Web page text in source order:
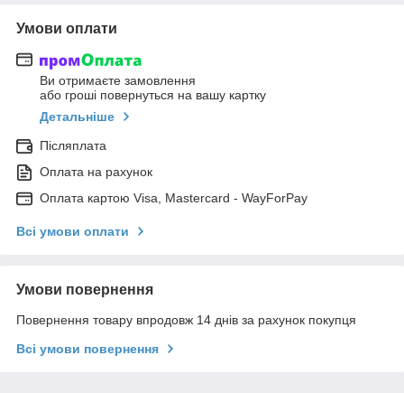
Умови оплати
Ви отримаєте замовлення
або гроші повернуться на вашу картку
Детальніше
Післяплата
Оплата на рахунок
Оплата картою Visa, Mastercard - WayForPay
Всі умови оплати
Умови повернення
Повернення товару впродовж 14 днів за рахунок покупця
Всі умови повернення